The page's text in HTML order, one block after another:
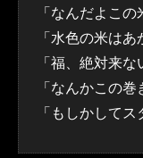
「なんだよこの
「水色の米は
「福、絶対来な
「なんかこの
「もしかして